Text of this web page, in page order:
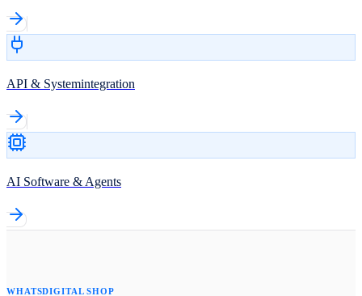
API & Systemintegration
AI Software & Agents
WHATSDIGITAL SHOP